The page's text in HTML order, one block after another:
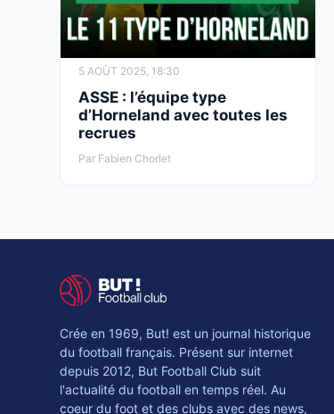
5 AOÛT 2025, 18:30
ASSE : l’équipe type
d’Horneland avec toutes les
recrues
Par Fabien Chorlet
Crée en 1969, But! est un journal historique
du football français. Présent sur internet
depuis 2012, But Football Club suit
l'actualité du football en temps réel. Au
coeur du foot et des clubs avec des news,